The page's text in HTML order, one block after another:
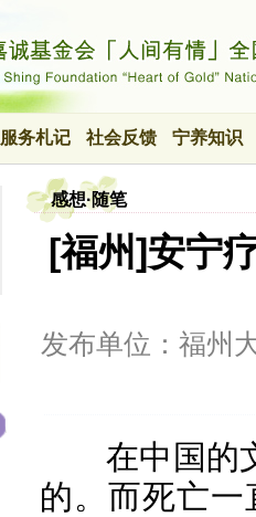
服务札记 社会反馈 宁养知识
感想·随笔
[福州]安宁
发布单位：福州
在中国的
的。而死亡